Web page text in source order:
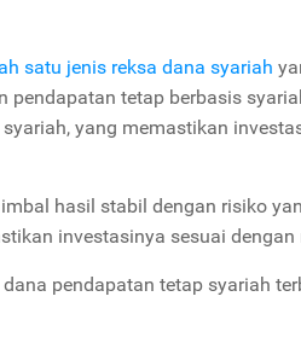
satu jenis reksa dana syariah
tetap berbasis
yang memastikan
hasil stabil dengan risiko
investasinya sesuai
pendapatan tetap syariah